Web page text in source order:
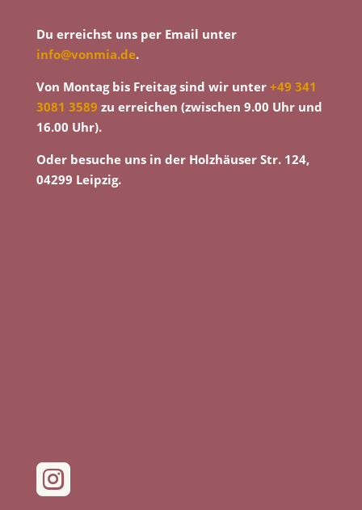
Du erreichst uns per Email unter
info@vonmia.de.
Von Montag bis Freitag sind wir unter +49 341
3081 3589 zu erreichen (zwischen 9.00 Uhr und
16.00 Uhr).
Oder besuche uns in der Holzhäuser Str. 124,
04299 Leipzig.
